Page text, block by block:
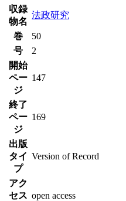
収録
物名
法政研究
巻
50
号
2
開始
ペー
ジ
147
終了
ペー
ジ
169
出版
タイ
プ
Version of Record
アク
セス open access